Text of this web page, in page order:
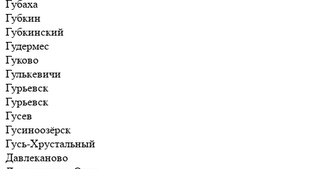
Губаха
Губкин
Губкинский
Гудермес
Гуково
Гулькевичи
Гурьевск
Гурьевск
Гусев
Гусиноозёрск
Гусь-Хрустальный
Давлеканово